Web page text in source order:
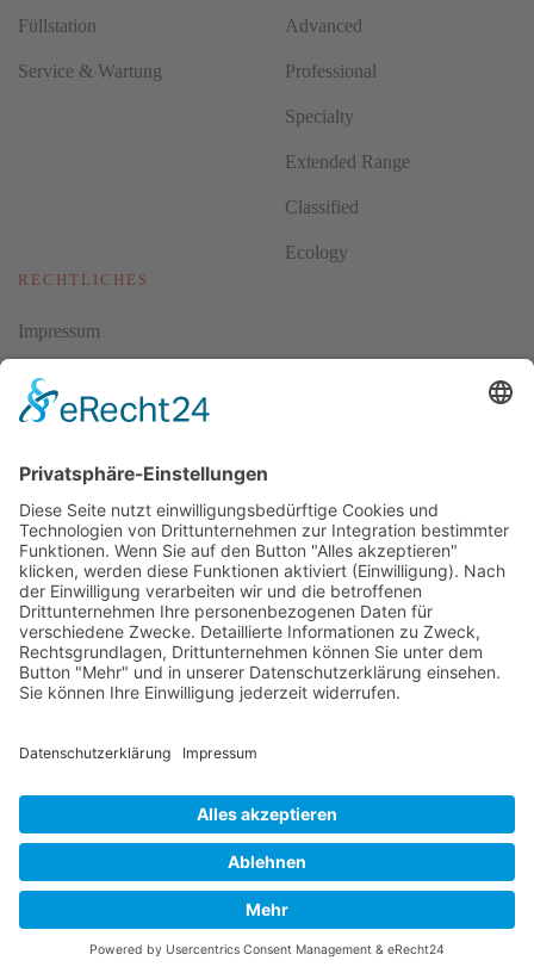
Füllstation
Service & Wartung
Advanced
Professional
Specialty
Extended Range
Classified
Ecology
RECHTLICHES
Impressum
Datenschutz
AGBs
Cookie-Einstellungen
Copyright ©2026ScubaholiX | Tauchschule und Tauchreisen.
Alle Rechte vorbehalten.
Umsetzung und Realisierung durchWEBandWIRE Internet- und
Rechte vorbehalten.
Umsetzung und Realisierung durchWEBandWIRE Internet- und EDV-
Dienstleistungen